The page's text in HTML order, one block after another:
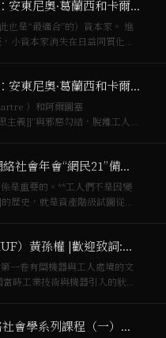
走向社會學馬克思主義：安東尼奧·葛蘭西和卡爾·波蘭尼的互補匯聚（二）
是“最適合”的）資本家。 進
小資本家消失在日益同質化和
的…
走向社會學馬克思主義：安東尼奧·葛蘭西和卡爾·波蘭尼的互補匯聚（一）
）和阿爾圖塞
主義]]”與邪惡勾結，脫離工人階
超越個人帳戶: 第四屆網絡社會年會“網民21”備忘錄
是重要的。**工人們不是因變
歷史，就是資產階級試圖從工
第三屆網絡社會年會（IUF）黃孫權 |歡迎致詞:挑戰技術烏托邦的政治對話框架
一卷有關機器與工人處境的文
時工業技術與機器引入的狀況
INS國際講座 15# | 網絡社會學系列課程（一）：網絡社會與智能城市